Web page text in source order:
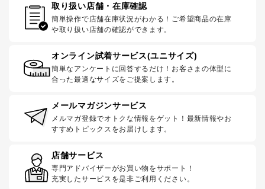
取り扱い店舗・在庫確認
簡単操作で店舗在庫状況がわかる！ご希望商品の在庫
や取り扱い店舗の確認ができます。
オンライン試着サービス(ユニサイズ)
簡単なアンケートに回答するだけ！お客さまの体型に
合った最適なサイズをご提案します。
メールマガジンサービス
メルマガ登録でオトクな情報をゲット！最新情報やお
すすめトピックスをお届けします。
店舗サービス
専門アドバイザーがお買い物をサポート！
充実したサービスを是非ご利用ください。